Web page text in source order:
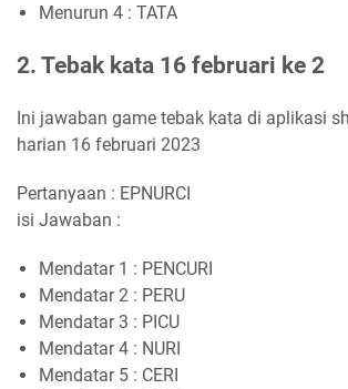
Menurun 4 : TATA
2. Tebak kata 16 februari ke 2
Ini jawaban game tebak kata di aplikasi
harian 16 februari 2023
Pertanyaan : EPNURCI
isi Jawaban :
Mendatar 1 : PENCURI
Mendatar 2 : PERU
Mendatar 3 : PICU
Mendatar 4 : NURI
Mendatar 5 : CERI